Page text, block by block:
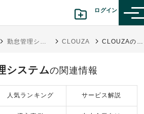
ログイン
勤怠管理システム CLOUZA CLOUZAの評判・口コミ
システムの関連情報
人気ランキング サービス解説